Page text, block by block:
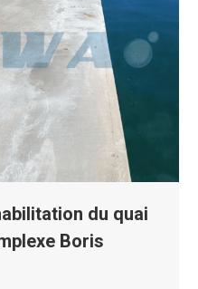
du quai
Boris